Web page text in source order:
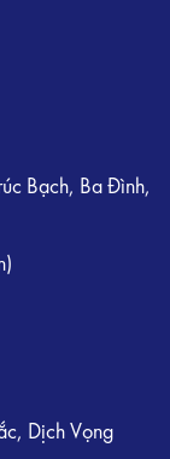
Bạch, Ba Đình,
Dịch Vọng